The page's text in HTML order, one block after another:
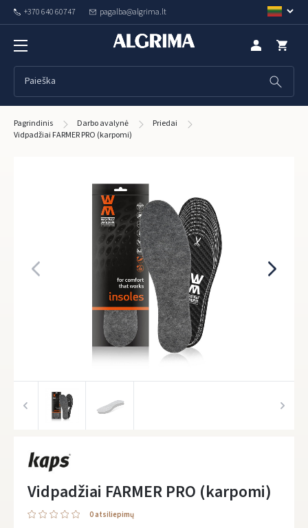
+370 640 60747 pagalba@algrima.lt
Pagrindinis Darbo avalynė
Priedai
Vidpadžiai FARMER PRO (karpomi)
Vidpadžiai FARMER PRO (karpomi)
0 atsiliepimų